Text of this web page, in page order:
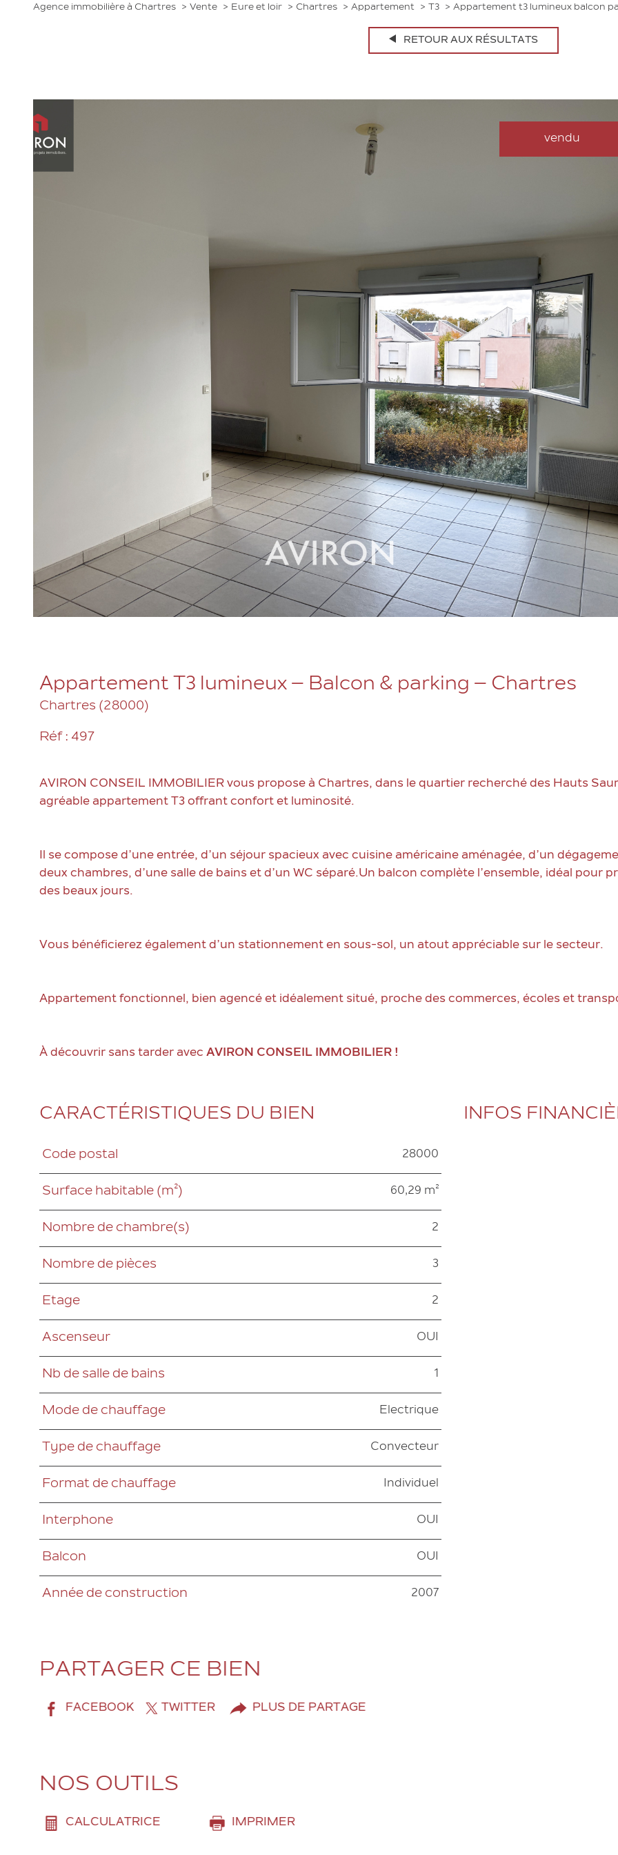
Agence immobilière à Chartres Vente Eure et loir Chartres Appartement T3 Appartement t3 lumineux balcon
RETOUR AUX RÉSULTATS
vendu
Appartement T3 lumineux – Balcon & parking – Chartres
Chartres (28000)
Réf : 497
AVIRON CONSEIL IMMOBILIER vous propose à Chartres, dans le quartier recherché des Hauts
agréable appartement T3 offrant confort et luminosité.
Il se compose d’une entrée, d’un séjour spacieux avec cuisine américaine aménagée, d’un
deux chambres, d’une salle de bains et d’un WC séparé.Un balcon complète l’ensemble, idéal pour
des beaux jours.
Vous bénéficierez également d’un stationnement en sous-sol, un atout appréciable sur le secteur.
Appartement fonctionnel, bien agencé et idéalement situé, proche des commerces, écoles et
À découvrir sans tarder avec AVIRON CONSEIL IMMOBILIER !
CARACTÉRISTIQUES DU BIEN
Caractéristiques
Code postal 28000
Surface habitable (m²) 60,29 m²
Nombre de chambre(s) 2
Nombre de pièces 3
Etage 2
Ascenseur OUI
Nb de salle de bains 1
Mode de chauffage Electrique
Type de chauffage Convecteur
Format de chauffage Individuel
Interphone OUI
Balcon OUI
Année de construction 2007
INFOS
PARTAGER CE BIEN
FACEBOOK TWITTER PLUS DE PARTAGE
NOS OUTILS
CALCULATRICE IMPRIMER